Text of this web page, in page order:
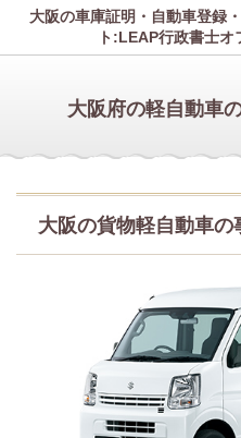
大阪の車庫証明・自動車登録
ト:LEAP行政書士オ
大阪府の軽自動車
大阪の貨物軽自動車